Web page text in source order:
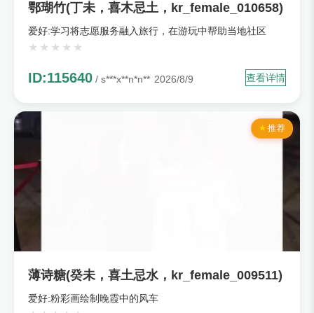
鄂瑚竹(丁未，喜木忌土，kr_female_010658)
爱好:学习将志愿服务融入旅行，在游玩中帮助当地社区
ID:115640 / s***x**n*n** 2026/8/9 查看详情
推荐
薄诗糖(癸未，喜土忌水，kr_female_009511)
爱好:粉彩画绘制晚霞中的风车